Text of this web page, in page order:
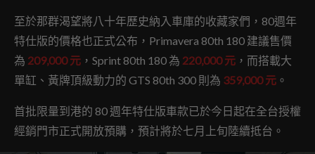
至於那群渴望將八十年歷史納入車庫的收藏家們，80週年
特仕版的價格也正式公布，Primavera 80th 180 建議售價
為 209,000 元 ，Sprint 80th 180 為 220,000 元 ，而搭載大
單缸、黃牌頂級動力的 GTS 80th 300 則為 359,000 元 。
首批限量到港的 80 週年特仕版車款已於今日起在全台授權
經銷門市正式開放預購，預計將於七月上旬陸續抵台。